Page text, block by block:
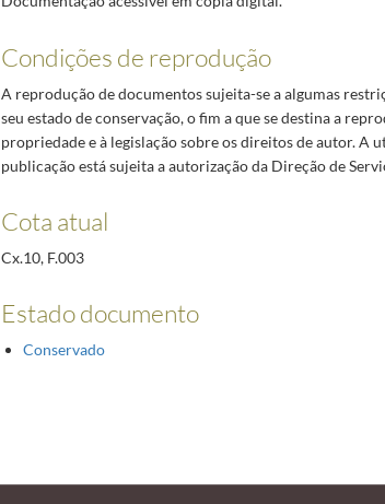
Condições de reprodução
A reprodução de documentos sujeita-se a algumas
seu estado de conservação, o fim a que se destina a
propriedade e à legislação sobre os direitos de autor. A
publicação está sujeita a autorização da Direção de
Cota atual
Cx.10, F.003
Estado documento
Conservado